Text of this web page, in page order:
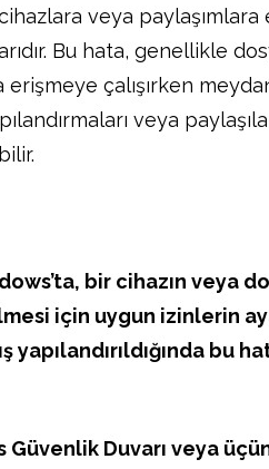
veya paylaşımlara
Bu hata, genellikle
erişmeye çalışırken
veya
bir cihazın veya
için uygun izinlerin
yapılandırıldığında bu
Güvenlik Duvarı veya